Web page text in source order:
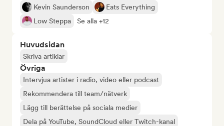
Kevin Saunderson
Eats Everything
Low Steppa
Se alla +12
Huvudsidan
Skriva artiklar
Övriga
Intervjua artister i radio, video eller podcast
Rekommendera till team/nätverk
Lägg till berättelse på sociala medier
Dela på YouTube, SoundCloud eller Twitch-kanal